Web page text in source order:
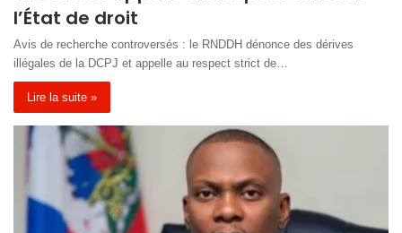
l’État de droit
Avis de recherche controversés : le RNDDH dénonce des dérives
illégales de la DCPJ et appelle au respect strict de…
Lire la suite »